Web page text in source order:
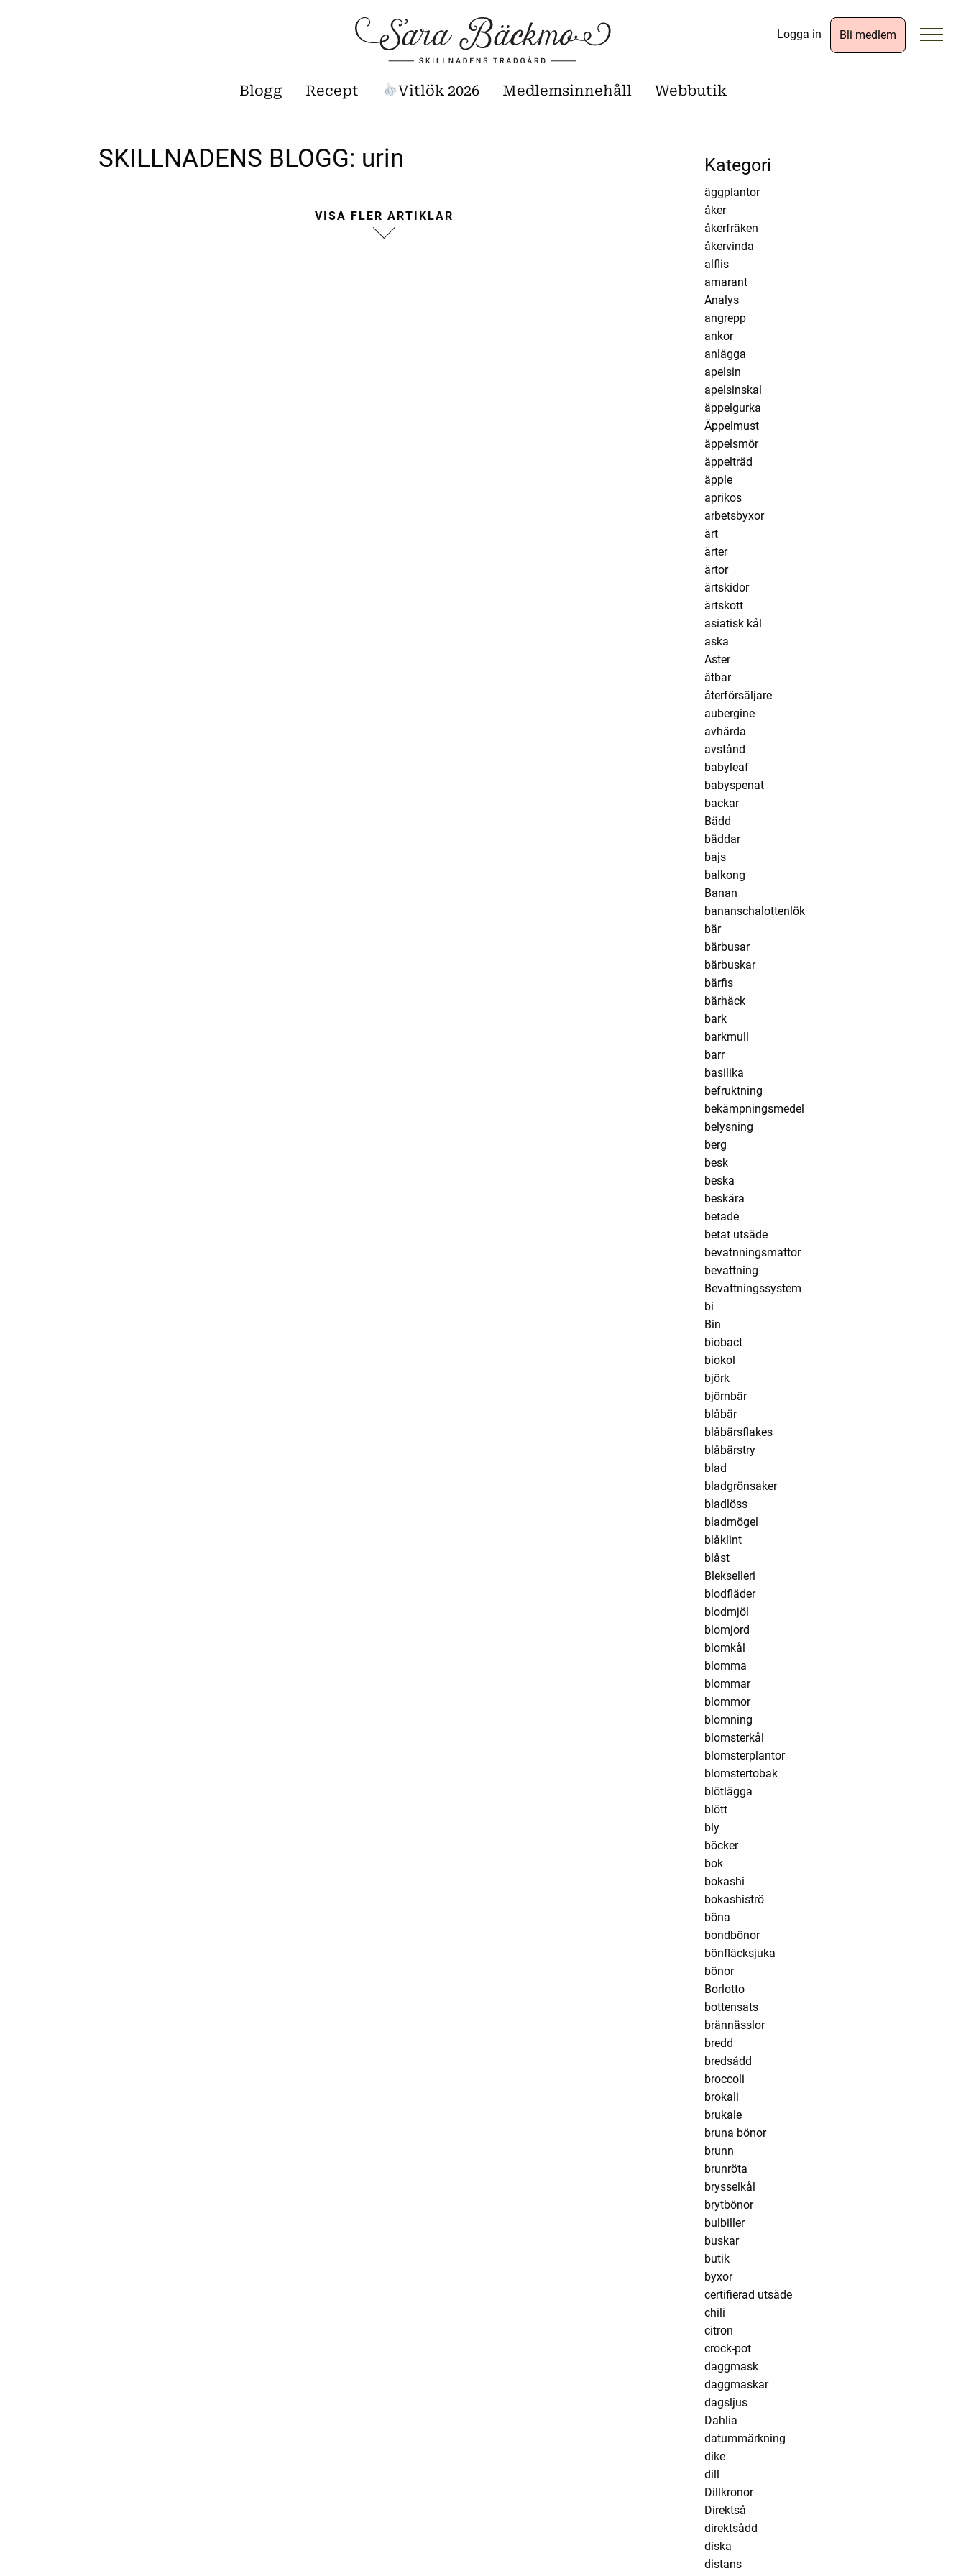
Logga in Bli medlem
Blogg Recept Vitlök 2026 Medlemsinnehåll Webbutik
SKILLNADENS BLOGG: urin Kategori
äggplantor
åker
åkerfräken
åkervinda
alflis
amarant
Analys
angrepp
ankor
anlägga
apelsin
apelsinskal
äppelgurka
Äppelmust
äppelsmör
äppelträd
äpple
aprikos
arbetsbyxor
ärt
ärter
ärtor
ärtskidor
ärtskott
asiatisk kål
aska
Aster
ätbar
återförsäljare
aubergine
avhärda
avstånd
babyleaf
babyspenat
backar
Bädd
bäddar
bajs
balkong
Banan
bananschalottenlök
bär
bärbusar
bärbuskar
bärfis
bärhäck
bark
barkmull
barr
basilika
befruktning
bekämpningsmedel
belysning
berg
besk
beska
beskära
betade
betat utsäde
bevatnningsmattor
bevattning
Bevattningssystem
bi
Bin
biobact
biokol
björk
björnbär
blåbär
blåbärsflakes
blåbärstry
blad
bladgrönsaker
bladlöss
bladmögel
blåklint
blåst
Blekselleri
blodfläder
blodmjöl
blomjord
blomkål
blomma
blommar
blommor
blomning
blomsterkål
blomsterplantor
blomstertobak
blötlägga
blött
bly
böcker
bok
bokashi
bokashiströ
böna
bondbönor
bönfläcksjuka
bönor
Borlotto
bottensats
brännässlor
bredd
bredsådd
broccoli
brokali
brukale
bruna bönor
brunn
brunröta
brysselkål
brytbönor
bulbiller
buskar
butik
byxor
certifierad utsäde
chili
citron
crock-pot
daggmask
daggmaskar
dagsljus
Dahlia
datummärkning
dike
dill
Dillkronor
Direktså
direktsådd
diska
distans